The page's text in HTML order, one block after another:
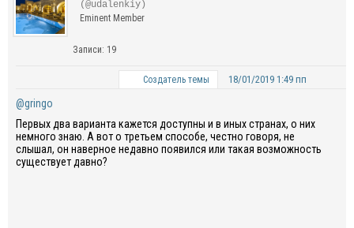
(@udalenkiy)
Eminent Member
Записи: 19
Создатель темы 18/01/2019 1:49 пп
@gringo
Первых два варианта кажется доступны и в иных странах, о них
немного знаю. А вот о третьем способе, честно говоря, не
слышал, он наверное недавно появился или такая возможность
существует давно?